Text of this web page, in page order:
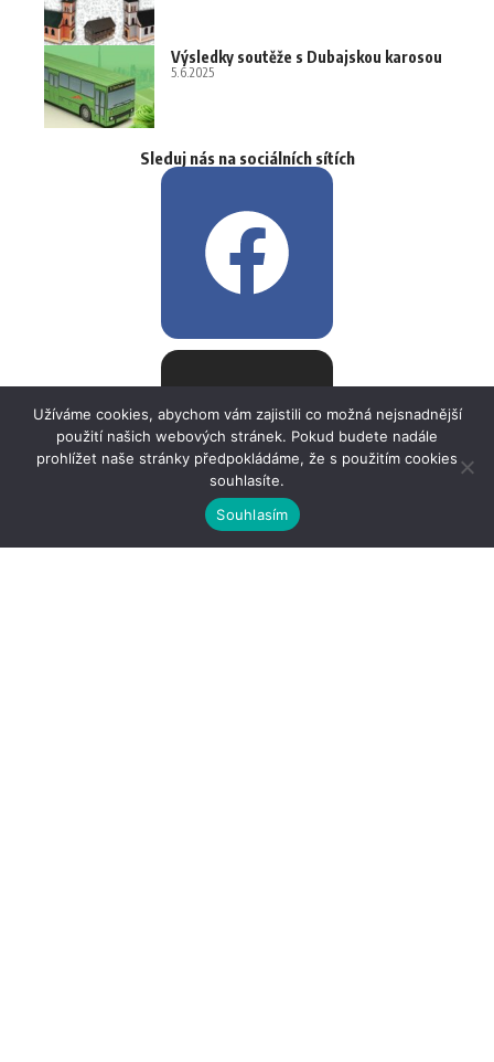
Výsledky soutěže s Dubajskou karosou
5.6.2025
Sleduj nás na sociálních sítích
Užíváme cookies, abychom vám zajistili co možná nejsnadnější
použití našich webových stránek. Pokud budete nadále
prohlížet naše stránky předpokládáme, že s použitím cookies
souhlasíte.
Souhlasím